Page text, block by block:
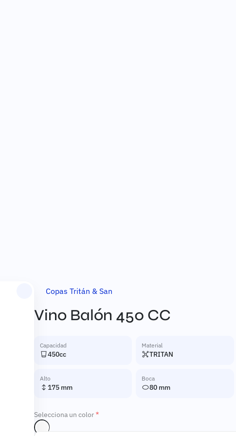
CompletaCopas Tritán & San
Vino Balón 450 CC
Capacidad
450cc
Material
TRITAN
Alto
175 mm
Boca
80 mm
Selecciona un color